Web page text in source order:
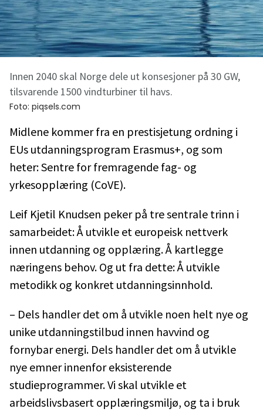
Innen 2040 skal Norge dele ut konsesjoner på 30 GW,
tilsvarende 1500 vindturbiner til havs.
Foto: piqsels.com
Midlene kommer fra en prestisjetung ordning i
EUs utdanningsprogram Erasmus+, og som
heter: Sentre for fremragende fag- og
yrkesopplæring (CoVE).
Leif Kjetil Knudsen peker på tre sentrale trinn i
samarbeidet: Å utvikle et europeisk nettverk
innen utdanning og opplæring. Å kartlegge
næringens behov. Og ut fra dette: Å utvikle
metodikk og konkret utdanningsinnhold.
– Dels handler det om å utvikle noen helt nye og
unike utdanningstilbud innen havvind og
fornybar energi. Dels handler det om å utvikle
nye emner innenfor eksisterende
studieprogrammer. Vi skal utvikle et
arbeidslivsbasert opplæringsmiljø, og ta i bruk